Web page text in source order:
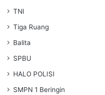
TNI
Tiga Ruang
Balita
SPBU
HALO POLISI
SMPN 1 Beringin